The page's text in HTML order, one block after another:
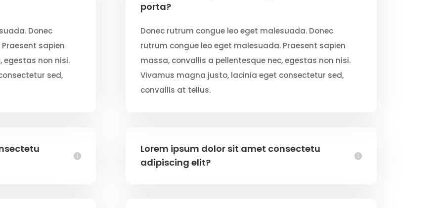
Donec
sapien
egestas non nisi.
sed,
porta?
Donec rutrum congue leo eget malesuada. Donec
rutrum congue leo eget malesuada. Praesent sapien
massa, convallis a pellentesque nec, egestas non nisi.
Vivamus magna justo, lacinia eget consectetur sed,
convallis at tellus.
Lorem ipsum dolor sit amet consectetu
adipiscing elit?